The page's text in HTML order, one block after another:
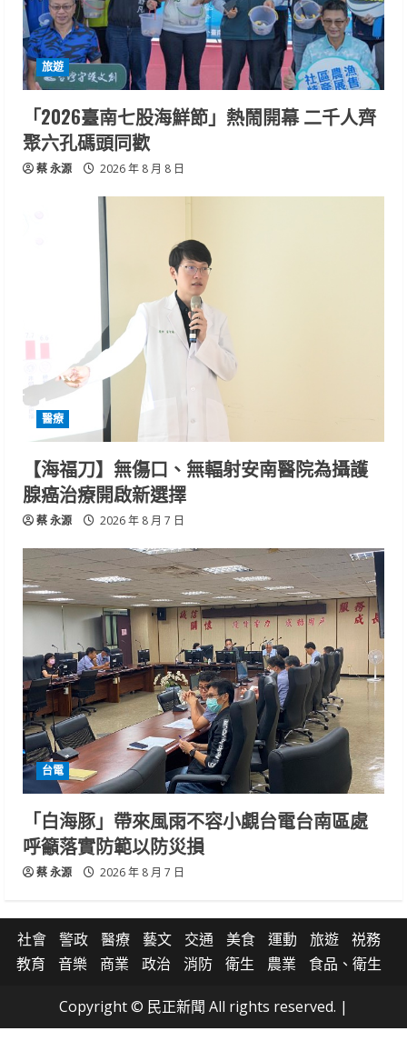
旅遊
「2026臺南七股海鮮節」熱鬧開幕 二千人齊
聚六孔碼頭同歡
蔡 永源 2026 年 8 月 8 日
醫療
【海福刀】無傷口、無輻射安南醫院為攝護
腺癌治療開啟新選擇
蔡 永源 2026 年 8 月 7 日
台電
「白海豚」帶來風雨不容小覷台電台南區處
呼籲落實防範以防災損
蔡 永源 2026 年 8 月 7 日
社會 警政 醫療 藝文 交通 美食 運動 旅遊
祱務
教育
音樂 商業 政治 消防 衛生 農業 食品、衛生
Copyright © 民正新聞 All rights reserved. |